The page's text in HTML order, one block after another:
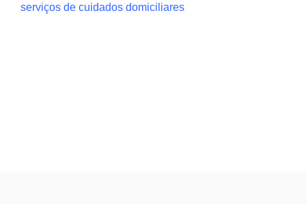
serviços de cuidados domiciliares